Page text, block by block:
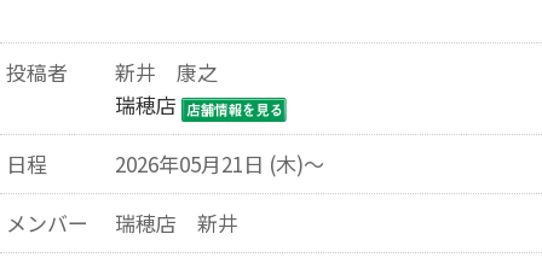
投稿者
新井 康之
瑞穂店
日程
2026年05月21日 (木)～
メンバー
瑞穂店 新井